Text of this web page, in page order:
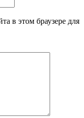
в этом браузере для